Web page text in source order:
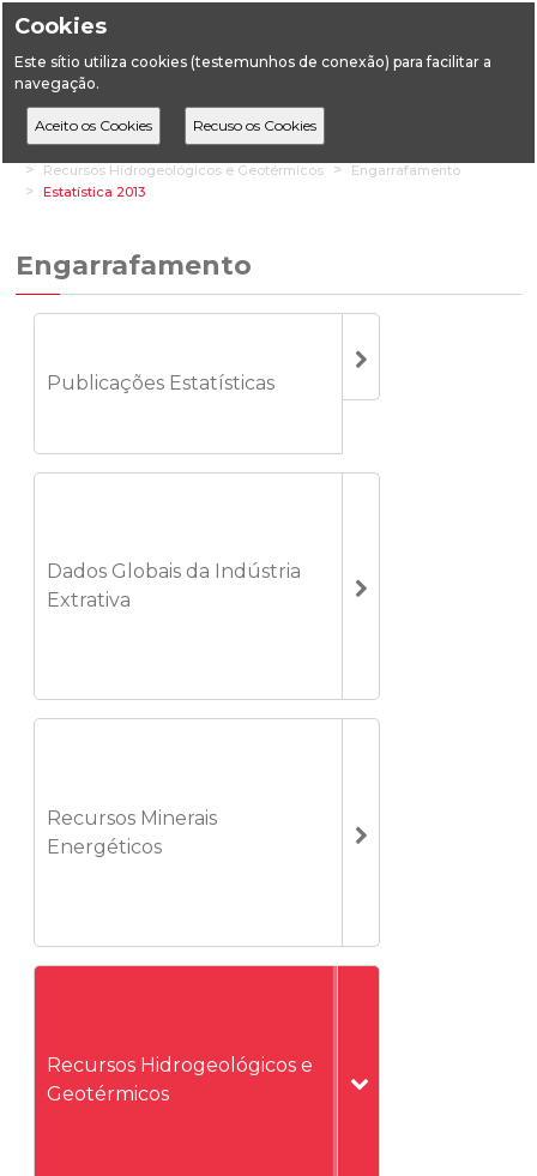
Cookies
Este sítio utiliza cookies (testemunhos de conexão) para facilitar a
navegação.
HomeEstatística
Geologia
Recursos Hidrogeológicos e Geotérmicos
Engarrafamento
Estatística 2013
Engarrafamento
Publicações Estatísticas
Dados Globais da Indústria
Extrativa
Recursos Minerais
Energéticos
Recursos Hidrogeológicos e
Geotérmicos